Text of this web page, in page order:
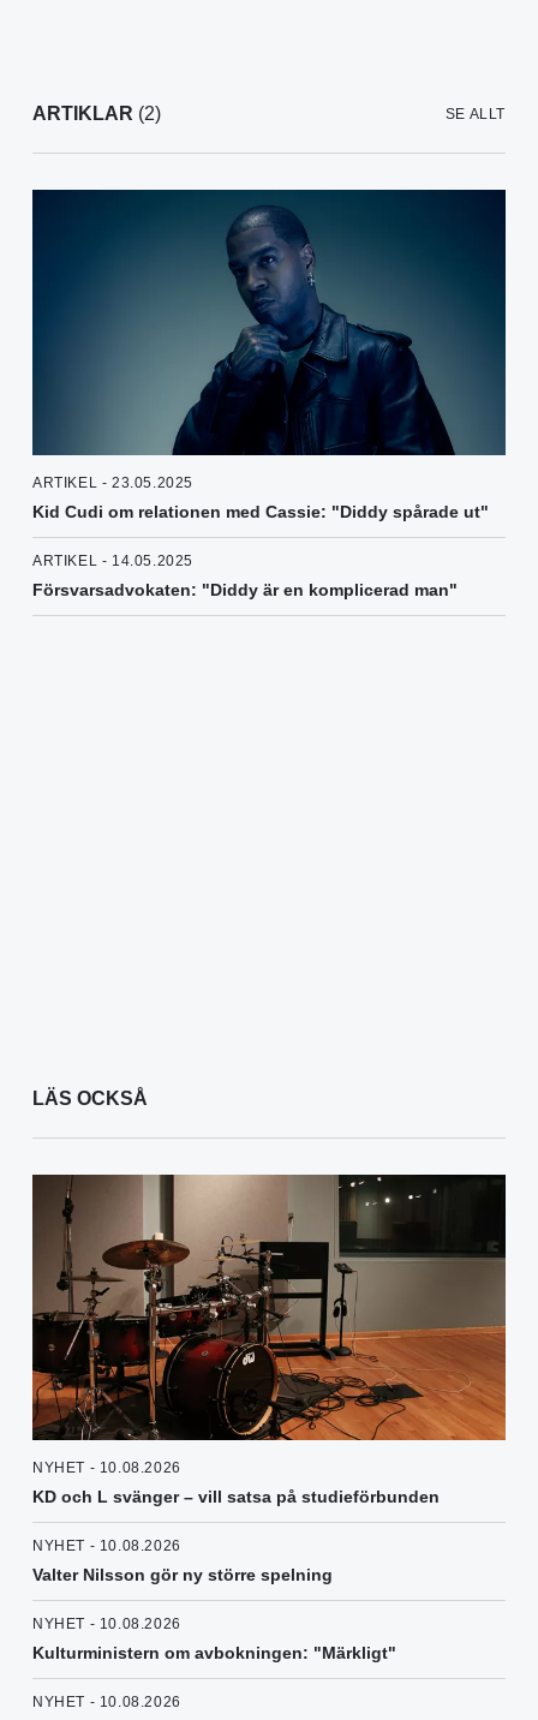
ARTIKLAR (2) SE ALLT
ARTIKEL - 23.05.2025
Kid Cudi om relationen med Cassie: "Diddy spårade ut"
ARTIKEL - 14.05.2025
Försvarsadvokaten: "Diddy är en komplicerad man"
LÄS OCKSÅ
NYHET - 10.08.2026
KD och L svänger – vill satsa på studieförbunden
NYHET - 10.08.2026
Valter Nilsson gör ny större spelning
NYHET - 10.08.2026
Kulturministern om avbokningen: "Märkligt"
NYHET - 10.08.2026